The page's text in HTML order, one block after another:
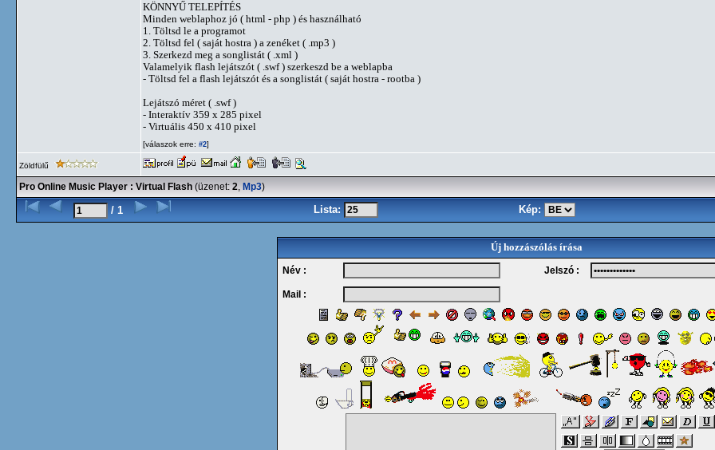
KÖNNYŰ TELEPÍTÉS
Minden weblaphoz jó ( html - php ) és használható
1. Töltsd le a programot
2. Töltsd fel ( saját hostra ) a zenéket ( .mp3 )
3. Szerkezd meg a songlistát ( .xml )
Valamelyik flash lejátszót ( .swf ) szerkeszd be a weblapba
- Töltsd fel a flash lejátszót és a songlistát ( saját hostra - rootba )
Lejátszó méret ( .swf )
- Interaktív 359 x 285 pixel
- Virtuális 450 x 410 pixel
[válaszok erre: #2]
Zöldfülű
Pro Online Music Player : Virtual Flash (üzenet: 2, Mp3)
/ 1 Lista: Kép:
Új hozzászólás írása
Név : Jelszó :
Mail :